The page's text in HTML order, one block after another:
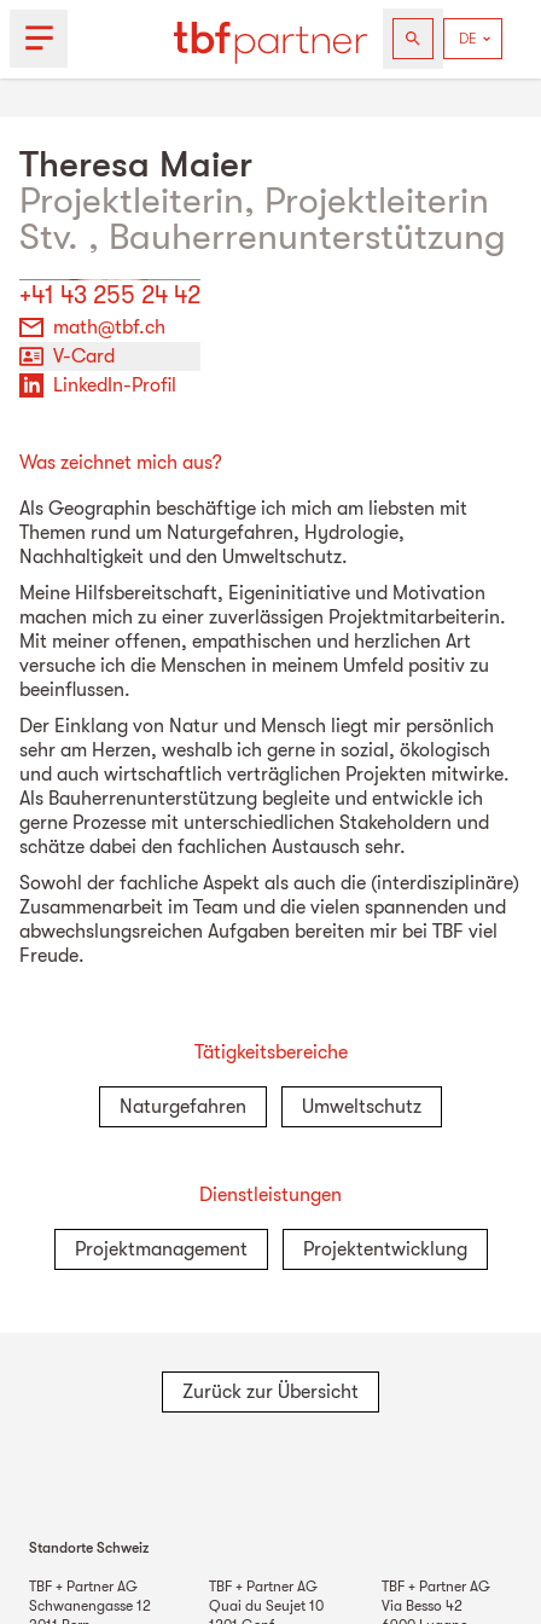
Theresa Maier
Projektleiterin, Projektleiterin
Stv. , Bauherrenunterstützung
+41 43 255 24 42
math@tbf.ch
V-Card
LinkedIn-Profil
Was zeichnet mich aus?
Als Geographin beschäftige ich mich am liebsten mit
Themen rund um Naturgefahren, Hydrologie,
Nachhaltigkeit und den Umweltschutz.
Meine Hilfsbereitschaft, Eigeninitiative und Motivation
machen mich zu einer zuverlässigen Projektmitarbeiterin.
Mit meiner offenen, empathischen und herzlichen Art
versuche ich die Menschen in meinem Umfeld positiv zu
beeinflussen.
Der Einklang von Natur und Mensch liegt mir persönlich
sehr am Herzen, weshalb ich gerne in sozial, ökologisch
und auch wirtschaftlich verträglichen Projekten mitwirke.
Als Bauherrenunterstützung begleite und entwickle ich
gerne Prozesse mit unterschiedlichen Stakeholdern und
schätze dabei den fachlichen Austausch sehr.
Sowohl der fachliche Aspekt als auch die (interdisziplinäre)
Zusammenarbeit im Team und die vielen spannenden und
abwechslungsreichen Aufgaben bereiten mir bei TBF viel
Freude.
Tätigkeitsbereiche
Naturgefahren Umweltschutz
Dienstleistungen
Projektmanagement Projektentwicklung
Zurück zur Übersicht
Standorte Schweiz
TBF + Partner AG
Schwanengasse 12
TBF + Partner AG
Quai du Seujet 10
TBF + Partner AG
Via Besso 42